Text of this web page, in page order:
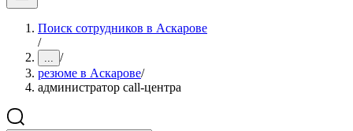
Поиск сотрудников в Аскарове
/
... /
резюме в Аскарове/
администратор call-центра